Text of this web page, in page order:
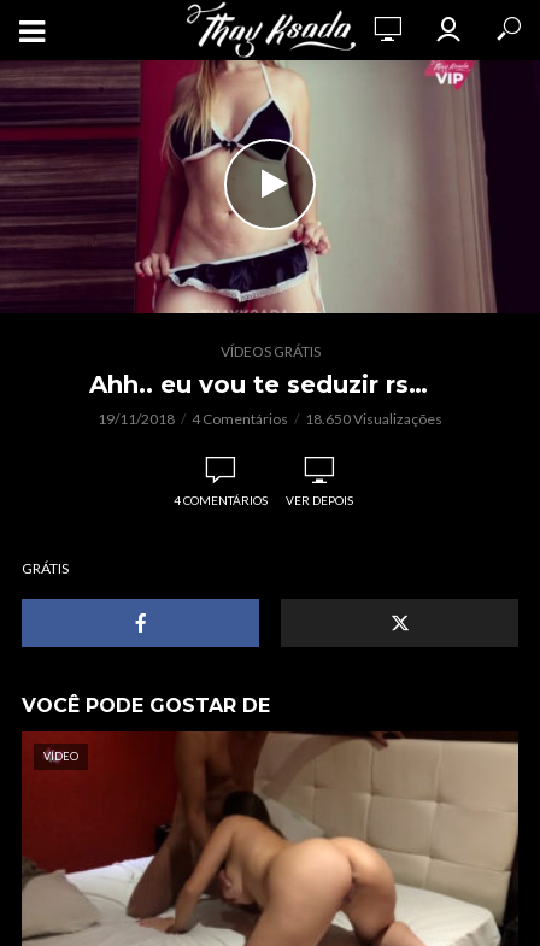
VÍDEOS GRÁTIS
Ahh.. eu vou te seduzir rs…
19/11/2018 4 Comentários 18.650 Visualizações
4 COMENTÁRIOS VER DEPOIS
GRÁTIS
VOCÊ PODE GOSTAR DE
VÍDEO